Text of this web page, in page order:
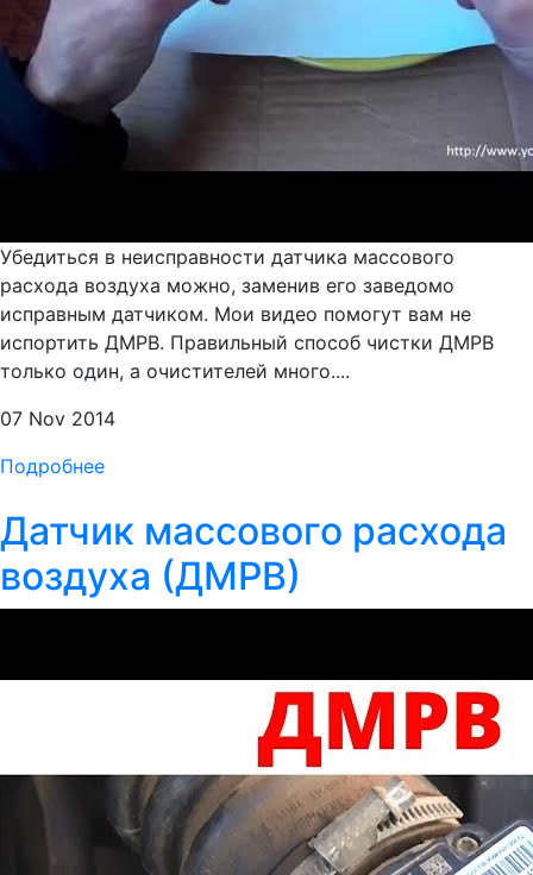
Убедиться в неисправности датчика массового
расхода воздуха можно, заменив его заведомо
исправным датчиком. Мои видео помогут вам не
испортить ДМРВ. Правильный способ чистки ДМРВ
только один, а очистителей много....
07 Nov 2014
Подробнее
Датчик массового расхода
воздуха (ДМРВ)